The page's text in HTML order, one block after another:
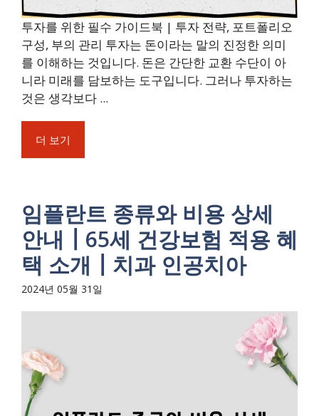
투자를 위한 필수 가이드북 | 투자 전략, 포트폴리오
구성, 부의 관리 투자는 돈이라는 말의 진정한 의미
를 이해하는 것입니다. 돈은 간단한 교환 수단이 아
니라 미래를 담보하는 도구입니다. 그러나 투자하는
것은 생각보다 ...
더 보기
임플란트 종류와 비용 상세
안내┃65세 건강보험 적용 혜
택 소개┃치과 인공치아
2024년 05월 31일